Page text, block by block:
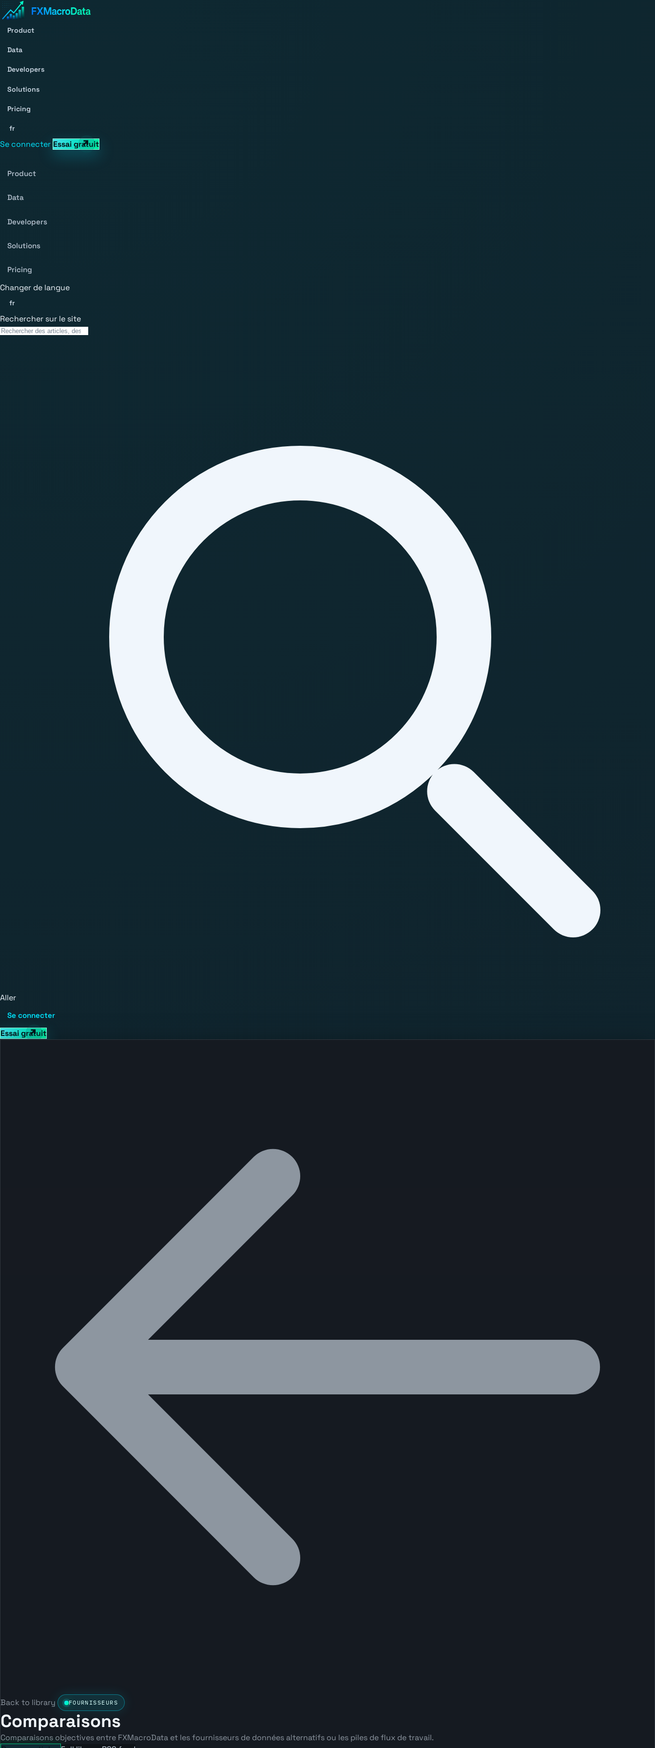
Product
Data
Developers
Solutions
Pricing
fr
Se connecter Essai gratuit
Product
Data
Developers
Solutions
Pricing
Changer de langue
fr
Rechercher sur le site
Aller
Se connecter
Essai gratuit
Back to library FOURNISSEURS
Comparaisons
Comparaisons objectives entre FXMacroData et les fournisseurs de données alternatifs ou les piles de flux de travail.